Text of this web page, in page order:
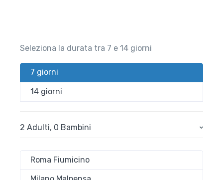
Seleziona la durata tra 7 e 14 giorni
7 giorni
14 giorni
2 Adulti, 0 Bambini
Roma Fiumicino